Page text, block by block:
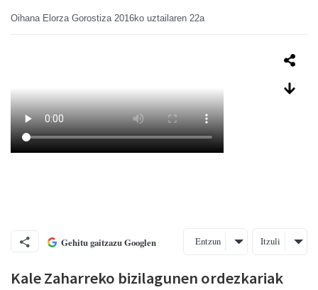
Oihana Elorza Gorostiza 2016ko uztailaren 22a
Gehitu gaitzazu Googlen Entzun Itzuli
Kale Zaharreko bizilagunen ordezkariak